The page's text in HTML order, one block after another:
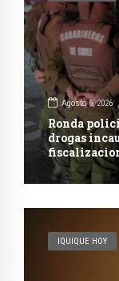
Agosto 6, 2026
Ronda
drogas
IQUIQUE HOY